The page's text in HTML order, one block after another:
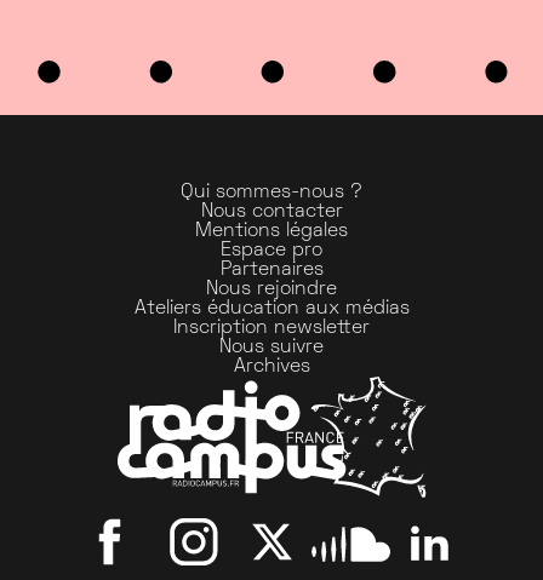
Qui sommes-nous ?
Nous contacter
Mentions légales
Espace pro
Partenaires
Nous rejoindre
Ateliers éducation aux médias
Inscription newsletter
Nous suivre
Archives